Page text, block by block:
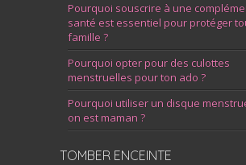
Pourquoi souscrire à une
santé est essentiel pour protéger
famille ?
Pourquoi opter pour des culottes
menstruelles pour ton ado ?
Pourquoi utiliser un disque
on est maman ?
TOMBER ENCEINTE